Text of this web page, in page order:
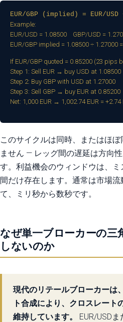
EUR/GBP (implied) = EUR/USD
Example:
EUR/USD = 1.08500 GBP/USD =
EUR/GBP implied = 1.08500 ÷ 1.27000
If EUR/GBP quoted = 0.85200 (23 pips
Step 1: Sell EUR → buy USD at
Step 2: Buy GBP with USD at
Step 3: Sell GBP → buy EUR at
Net: 1,000 EUR → 1,002.74 EUR = +2.74
このサイクルは同時、またはほ
ません — レッグ間の遅延は方向
す。利益機会のウィンドウは、
間だけ存在します。通常は市場
て、ミリ秒から数秒です。
なぜ単一ブローカーの三
しないのか
現代のリテールブローカーは
ト合成により、クロスレート
維持しています。
EUR/USD